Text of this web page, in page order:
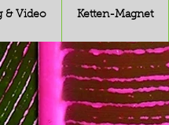
& Video Ketten-Magnet